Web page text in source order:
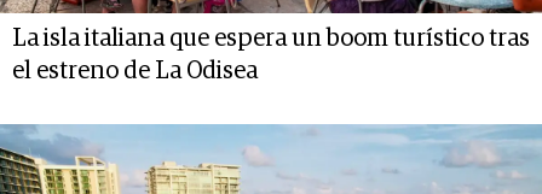
La isla italiana que espera un boom turístico tras
el estreno de La Odisea